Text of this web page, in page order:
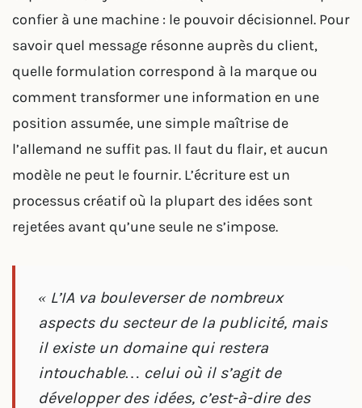
confier à une machine : le pouvoir décisionnel. Pour
savoir quel message résonne auprès du client,
quelle formulation correspond à la marque ou
comment transformer une information en une
position assumée, une simple maîtrise de
l’allemand ne suffit pas. Il faut du flair, et aucun
modèle ne peut le fournir. L’écriture est un
processus créatif où la plupart des idées sont
rejetées avant qu’une seule ne s’impose.
« L’IA va bouleverser de nombreux
aspects du secteur de la publicité, mais
il existe un domaine qui restera
intouchable… celui où il s’agit de
développer des idées, c’est-à-dire des